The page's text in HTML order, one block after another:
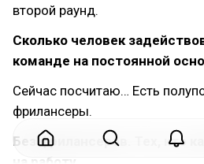
второй раунд.
Сколько человек
команде на постоянной
Сейчас посчитаю… Есть
фрилансеры.
Без фрилансеров. Тех, кто